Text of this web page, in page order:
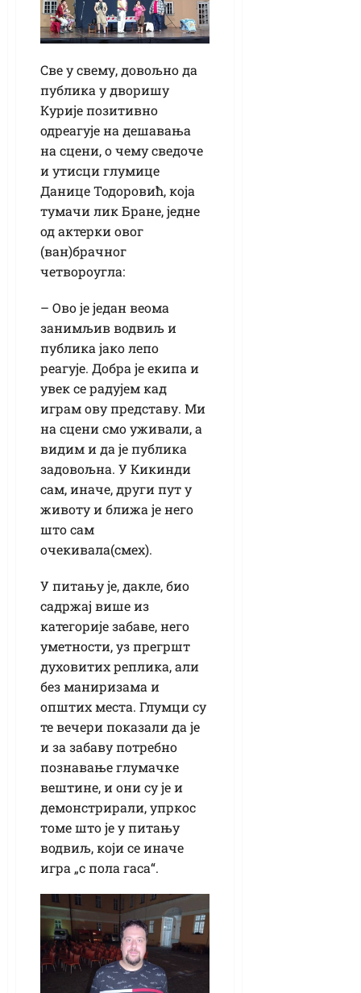
Све у свему, довољно да
публика у дворишу
Курије позитивно
одреагује на дешавања
на сцени, о чему сведоче
и утисци глумице
Данице Тодоровић, која
тумачи лик Бране, једне
од актерки овог
(ван)брачног
четвороугла:
– Ово је један веома
занимљив водвиљ и
публика јако лепо
реагује. Добра је екипа и
увек се радујем кад
играм ову представу. Ми
на сцени смо уживали, а
видим и да је публика
задовољна. У Кикинди
сам, иначе, други пут у
животу и ближа је него
што сам
очекивала(смех).
У питању је, дакле, био
садржај више из
категорије забаве, него
уметности, уз прегршт
духовитих реплика, али
без маниризама и
општих места. Глумци су
те вечери показали да је
и за забаву потребно
познавање глумачке
вештине, и они су је и
демонстрирали, упркос
томе што је у питању
водвиљ, који се иначе
игра „с пола гаса“.